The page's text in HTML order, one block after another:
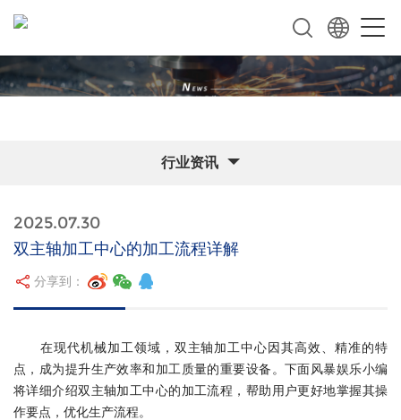
行业资讯
2025.07.30
双主轴加工中心的加工流程详解
分享到：
在现代机械加工领域，双主轴加工中心因其高效、精准的特
点，成为提升生产效率和加工质量的重要设备。下面风暴娱乐小编
将详细介绍双主轴加工中心的加工流程，帮助用户更好地掌握其操
作要点，优化生产流程。